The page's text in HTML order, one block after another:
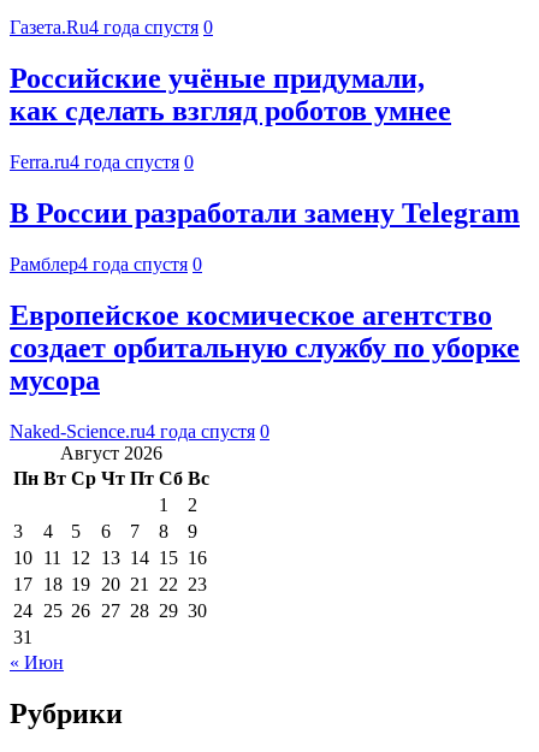
Газета.Ru4 года спустя 0
Российские учёные придумали,
как сделать взгляд роботов умнее
Ferra.ru4 года спустя 0
В России разработали замену Telegram
Рамблер4 года спустя 0
Европейское космическое агентство
создает орбитальную службу по уборке
мусора
Naked-Science.ru4 года спустя 0
Август 2026
Пн Вт Ср Чт Пт Сб Вс
1
2
3
4 5 6 7 8
9
10 11 12 13 14 15 16
17 18 19 20 21 22 23
24 25 26 27 28 29 30
31
« Июн
Рубрики